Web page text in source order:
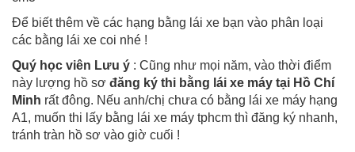
Để biết thêm về các hạng bằng lái xe bạn vào phân loại
các bằng lái xe coi nhé !
Quý học viên Lưu ý : Cũng như mọi năm, vào thời điểm
này lượng hồ sơ đăng ký thi bằng lái xe máy tại Hồ Chí
Minh rất đông. Nếu anh/chị chưa có bằng lái xe máy hạng
A1, muốn thi lấy bằng lái xe máy tphcm thì đăng ký nhanh,
tránh tràn hồ sơ vào giờ cuối !